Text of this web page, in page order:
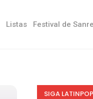
Listas Festival de
SIGA LATINPOP